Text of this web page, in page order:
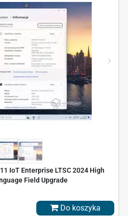
IoT Enterprise LTSC 2024 High
Field Upgrade
Do koszyka